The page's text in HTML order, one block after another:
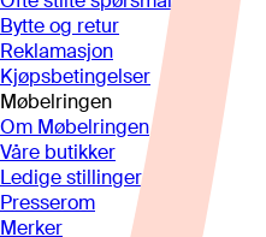
Bytte og retur
Reklamasjon
Kjøpsbetingelser
Møbelringen
Om Møbelringen
Våre butikker
Ledige stillinger
Presserom
Merker